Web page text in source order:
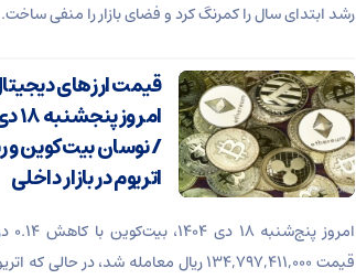
رشد ابتدای سال را کمرنگ کرد و فضای بازار را منفی ساخت.
قیمت ارز‌های
/ نوسان بیت‌کوین و
اتریوم در بازار داخلی
قیمت ۱۳۴,۷۹۷,۴۱۱,۰۰۰ ریال معامله شد، در حالی که